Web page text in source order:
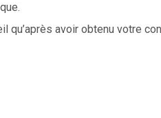
avoir obtenu votre